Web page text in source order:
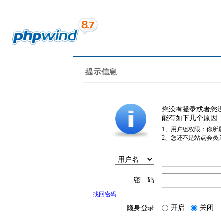
提示信息
您没有登录或者您
能有如下几个原因
1、用户组权限：你所
2、您还不是站点会员
密 码
找回密码
隐身登录 开启 关闭